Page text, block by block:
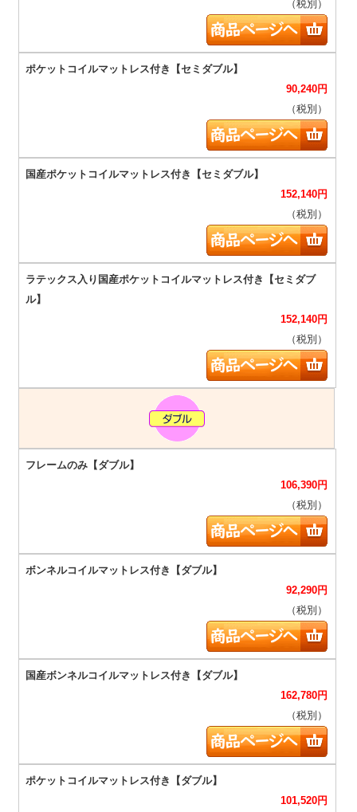
（税別）
90,240円
（税別）
152,140円
（税別）
152,140円
（税別）
106,390円
（税別）
92,290円
（税別）
162,780円
（税別）
101,520円